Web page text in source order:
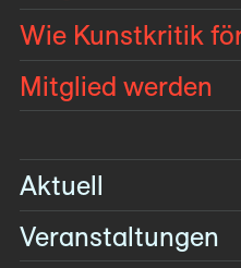
Wie Kunstkritik
Mitglied werden
Aktuell
Veranstaltungen